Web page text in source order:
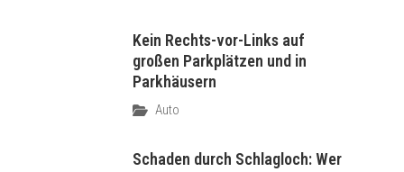
Kein Rechts-vor-Links auf
großen Parkplätzen und in
Parkhäusern
Auto
Schaden durch Schlagloch: Wer